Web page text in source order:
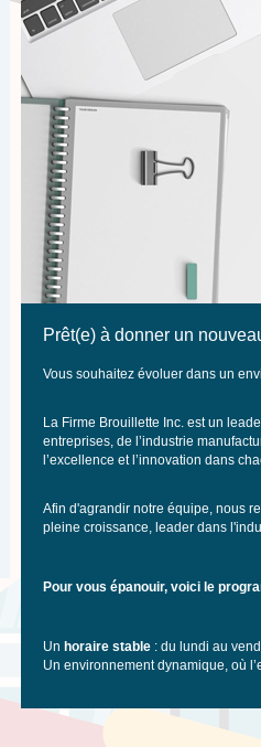
Prêt(e) à donner un
Vous souhaitez évoluer dans un
La Firme Brouillette Inc. est un
entreprises, de l’industrie
l’excellence et l’innovation dans
Afin d'agrandir notre équipe, nous
pleine croissance, leader dans
Pour vous épanouir, voici le
Un horaire stable : du lundi au
Un environnement dynamique, où